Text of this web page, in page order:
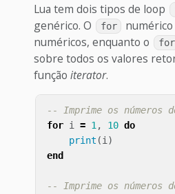
Lua tem dois tipos de loop
genérico. O
for
numéricos, enquanto o
for
sobre todos os valores
funçãoiterator.
-- Imprime os números
for i = 1 , 10 do
print (i )
end
-- Imprime os números